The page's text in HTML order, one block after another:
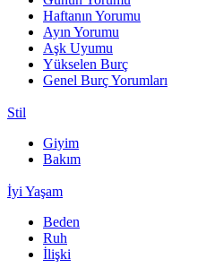
Haftanın Yorumu
Ayın Yorumu
Aşk Uyumu
Yükselen Burç
Genel Burç Yorumları
Stil
Giyim
Bakım
İyi Yaşam
Beden
Ruh
İlişki